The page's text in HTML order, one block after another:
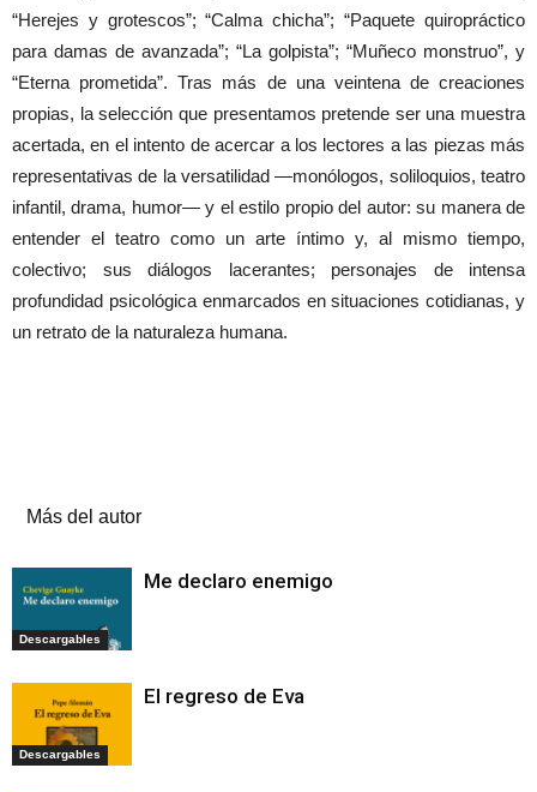
“Herejes y grotescos”; “Calma chicha”; “Paquete quiropráctico
para damas de avanzada”; “La golpista”; “Muñeco monstruo”, y
“Eterna prometida”. Tras más de una veintena de creaciones
propias, la selección que presentamos pretende ser una muestra
acertada, en el intento de acercar a los lectores a las piezas más
representativas de la versatilidad —monólogos, soliloquios, teatro
infantil, drama, humor— y el estilo propio del autor: su manera de
entender el teatro como un arte íntimo y, al mismo tiempo,
colectivo; sus diálogos lacerantes; personajes de intensa
profundidad psicológica enmarcados en situaciones cotidianas, y
un retrato de la naturaleza humana.
Más del autor
Descargables
Me declaro enemigo
Descargables
El regreso de Eva